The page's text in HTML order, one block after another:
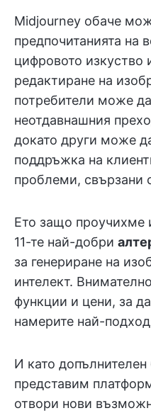
Midjourney обаче
предпочитанията на
цифровото изкуство
редактиране на
потребители може
неотдавнашния
докато други може
поддръжка на
проблеми, свързани
Ето защо проучихме
11-те най-добри
за генериране на
интелект.
функции и цени, за
намерите най-
И като
представим
отвори нови